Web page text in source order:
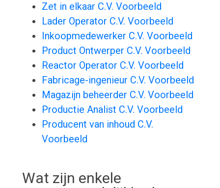
Zet in elkaar C.V. Voorbeeld
Lader Operator C.V. Voorbeeld
Inkoopmedewerker C.V. Voorbeeld
Product Ontwerper C.V. Voorbeeld
Reactor Operator C.V. Voorbeeld
Fabricage-ingenieur C.V. Voorbeeld
Magazijn beheerder C.V. Voorbeeld
Productie Analist C.V. Voorbeeld
Producent van inhoud C.V.
Voorbeeld
Wat zijn enkele